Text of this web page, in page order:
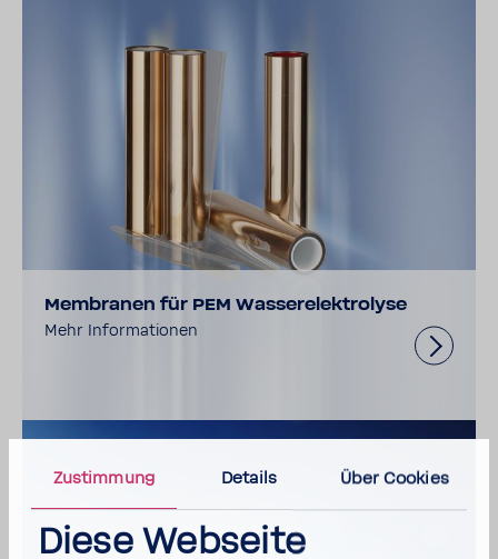
Zustimmung Details Über Cookies
Diese Webseite
Membranen für PEM Wasserelektrolyse
Mehr Informationen